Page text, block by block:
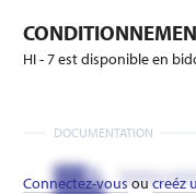
HI - 7 est disponible en
DOCUMENTATION
Notice
Connectez-vousoucreéz